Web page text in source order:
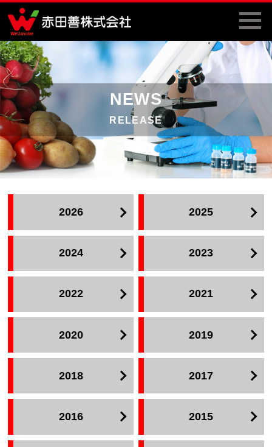
NEWS
RELEASE
2026 2025
2024 2023
2022 2021
2020 2019
2018 2017
2016 2015